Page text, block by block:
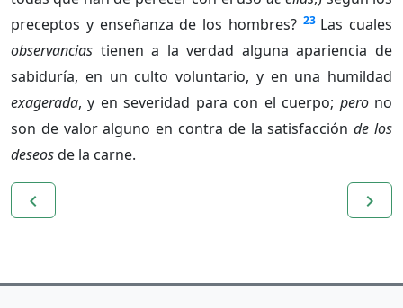
preceptos y enseñanza de los hombres? 23 Las cuales
observancias tienen a la verdad alguna apariencia de
sabiduría, en un culto voluntario, y en una humildad
exagerada, y en severidad para con el cuerpo; perono
son de valor alguno en contra de la satisfacciónde los
deseosde la carne.
navigate_before navigate_next